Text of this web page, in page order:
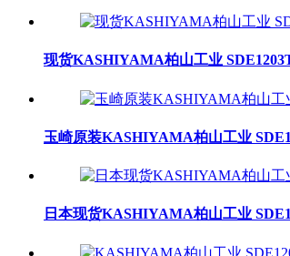
现货KASHIYAMA柏山工业
玉崎原装KASHIYAMA柏山工业
日本现货KASHIYAMA柏山工业